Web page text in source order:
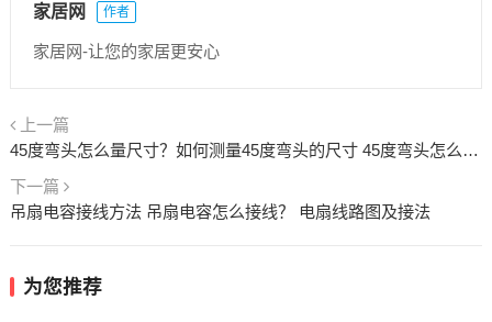
家居网 作者
家居网-让您的家居更安心
上一篇
45度弯头怎么量尺寸？如何测量45度弯头的尺寸 45度弯头怎么量中心
下一篇
吊扇电容接线方法 吊扇电容怎么接线？ 电扇线路图及接法
为您推荐